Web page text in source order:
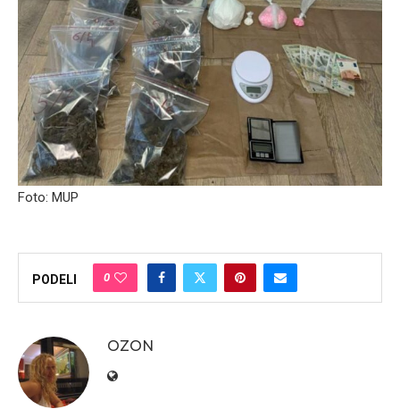
Foto: MUP
PODELI 0
OZON